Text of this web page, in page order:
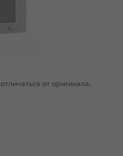
от оригинала.